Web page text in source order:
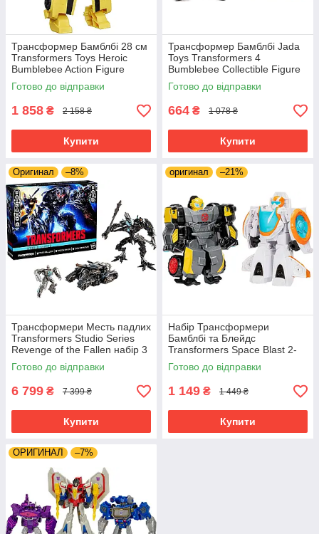
Трансформер Бамблбі 28 см
Transformers Toys Heroic
Bumblebee Action Figure
Готово до відправки
1 858 ₴ 2 158 ₴
Купити
Трансформер Бамблбі Jada
Toys Transformers 4
Bumblebee Collectible Figure
Готово до відправки
664 ₴ 1 078 ₴
Купити
Оригинал –8%
Трансформери Месть падлих
Transformers Studio Series
Revenge of the Fallen набір 3
фігурки G1381
Готово до відправки
6 799 ₴ 7 399 ₴
Купити
оригинал –21%
Набір Трансформери
Бамблбі та Блейдс
Transformers Space Blast 2-
Pack Bumblebee & Autobot
Blades F7705
Готово до відправки
1 149 ₴ 1 449 ₴
Купити
ОРИГИНАЛ –7%